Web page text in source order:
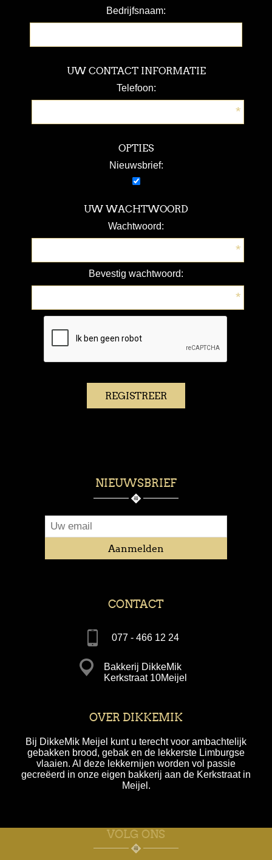
Bedrijfsnaam:
UW CONTACT INFORMATIE
Telefoon:
*
OPTIES
Nieuwsbrief:
UW WACHTWOORD
Wachtwoord:
*
Bevestig wachtwoord:
*
NIEUWSBRIEF
CONTACT
077 - 466 12 24
Bakkerij DikkeMik
Kerkstraat 10Meijel
OVER DIKKEMIK
Bij DikkeMik Meijel kunt u terecht voor ambachtelijk
gebakken brood, gebak en de lekkerste Limburgse
vlaaien. Al deze lekkernijen worden vol passie
gecreëerd in onze eigen bakkerij aan de Kerkstraat in
Meijel.
VOLG ONS